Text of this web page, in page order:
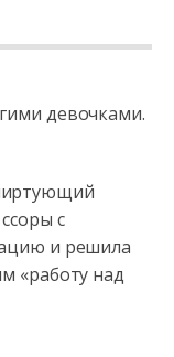
девочками.
с
и решила
«работу над